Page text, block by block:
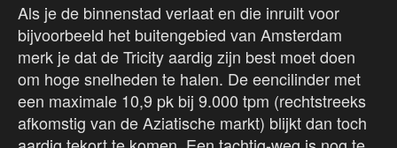
Als je de binnenstad verlaat en die inruilt voor
bijvoorbeeld het buitengebied van Amsterdam
merk je dat de Tricity aardig zijn best moet doen
om hoge snelheden te halen. De eencilinder met
een maximale 10,9 pk bij 9.000 tpm (rechtstreeks
afkomstig van de Aziatische markt) blijkt dan toch